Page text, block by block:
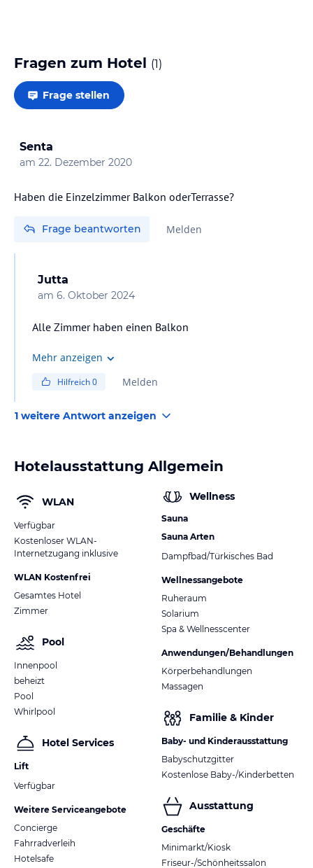
Fragen zum Hotel (1)
Frage stellen
Senta
am 22. Dezember 2020
Haben die Einzelzimmer Balkon oderTerrasse?
Frage beantworten Melden
Jutta
am 6. Oktober 2024
Alle Zimmer haben einen Balkon
Mehr anzeigen
Hilfreich0 Melden
1 weitere Antwort anzeigen
Hotelausstattung Allgemein
WLAN
Verfügbar
Kostenloser WLAN-
Internetzugang inklusive
WLAN Kostenfrei
Gesamtes Hotel
Zimmer
Pool
Innenpool
beheizt
Pool
Whirlpool
Hotel Services
Lift
Verfügbar
Weitere Serviceangebote
Concierge
Fahrradverleih
Hotelsafe
Wellness
Sauna
Sauna Arten
Dampfbad/Türkisches Bad
Wellnessangebote
Ruheraum
Solarium
Spa & Wellnesscenter
Anwendungen/Behandlungen
Körperbehandlungen
Massagen
Familie & Kinder
Baby- und Kinderausstattung
Babyschutzgitter
Kostenlose Baby-/Kinderbetten
Ausstattung
Geschäfte
Minimarkt/Kiosk
Friseur-/Schönheitssalon